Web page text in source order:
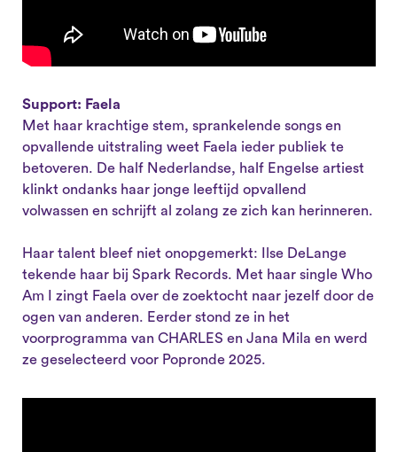
Support: Faela
Met haar krachtige stem, sprankelende songs en
opvallende uitstraling weet Faela ieder publiek te
betoveren. De half Nederlandse, half Engelse artiest
klinkt ondanks haar jonge leeftijd opvallend
volwassen en schrijft al zolang ze zich kan herinneren.
Haar talent bleef niet onopgemerkt: Ilse DeLange
tekende haar bij Spark Records. Met haar single Who
Am I zingt Faela over de zoektocht naar jezelf door de
ogen van anderen. Eerder stond ze in het
voorprogramma van CHARLES en Jana Mila en werd
ze geselecteerd voor Popronde 2025.